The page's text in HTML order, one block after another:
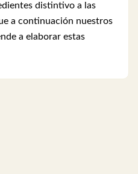
distintivo a las
a continuación nuestros
a elaborar estas